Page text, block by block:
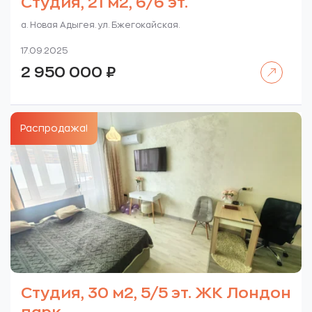
а. Новая Адыгея. ул. Бжегокайская.
17.09.2025
2 950 000 ₽
Распродажа!
Студия, 30 м2, 5/5 эт. ЖК Лондон